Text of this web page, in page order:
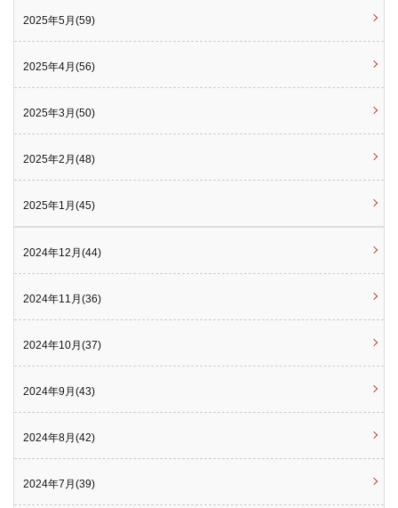
2025年5月(59)
2025年4月(56)
2025年3月(50)
2025年2月(48)
2025年1月(45)
2024年12月(44)
2024年11月(36)
2024年10月(37)
2024年9月(43)
2024年8月(42)
2024年7月(39)